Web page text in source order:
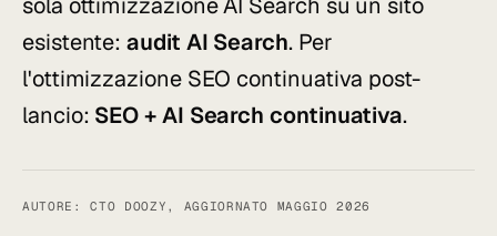
esistente:audit AI Search. Per
l'ottimizzazione SEO continuativa post-
lancio: SEO + AI Search continuativa.
AUTORE: CTO DOOZY, AGGIORNATO MAGGIO 2026